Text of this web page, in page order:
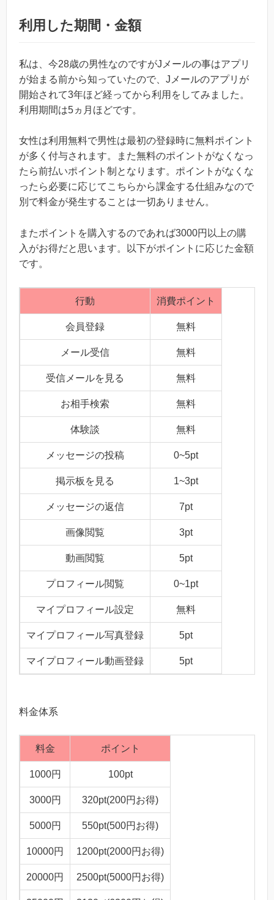
利用した期間・金額
私は、今28歳の男性なのですがJメールの事はアプリ
が始まる前から知っていたので、Jメールのアプリが
開始されて3年ほど経ってから利用をしてみました。
利用期間は5ヵ月ほどです。
女性は利用無料で男性は最初の登録時に無料ポイント
が多く付与されます。また無料のポイントがなくなっ
たら前払いポイント制となります。ポイントがなくな
ったら必要に応じてこちらから課金する仕組みなので
別で料金が発生することは一切ありません。
またポイントを購入するのであれば3000円以上の購
入がお得だと思います。以下がポイントに応じた金額
です。
行動 消費ポイント
会員登録 無料
メール受信 無料
受信メールを見る 無料
お相手検索 無料
体験談 無料
メッセージの投稿 0~5pt
掲示板を見る 1~3pt
メッセージの返信 7pt
画像閲覧 3pt
動画閲覧 5pt
プロフィール閲覧 0~1pt
マイプロフィール設定 無料
マイプロフィール写真登録 5pt
マイプロフィール動画登録 5pt
料金体系
料金 ポイント
1000円 100pt
3000円 320pt(200円お得)
5000円 550pt(500円お得)
10000円 1200pt(2000円お得)
20000円 2500pt(5000円お得)